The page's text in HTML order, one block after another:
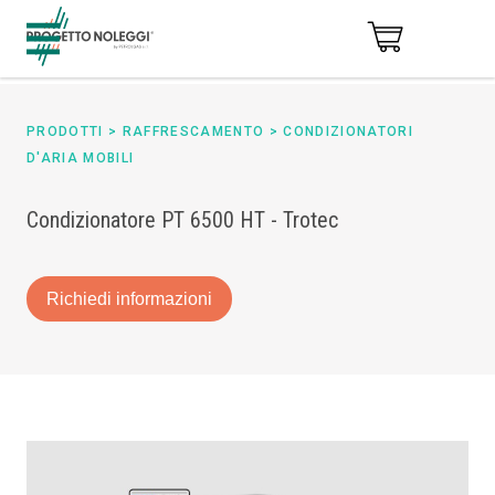
PRODOTTI > RAFFRESCAMENTO >CONDIZIONATORI
D'ARIA MOBILI
Condizionatore PT 6500 HT - Trotec
Richiedi informazioni